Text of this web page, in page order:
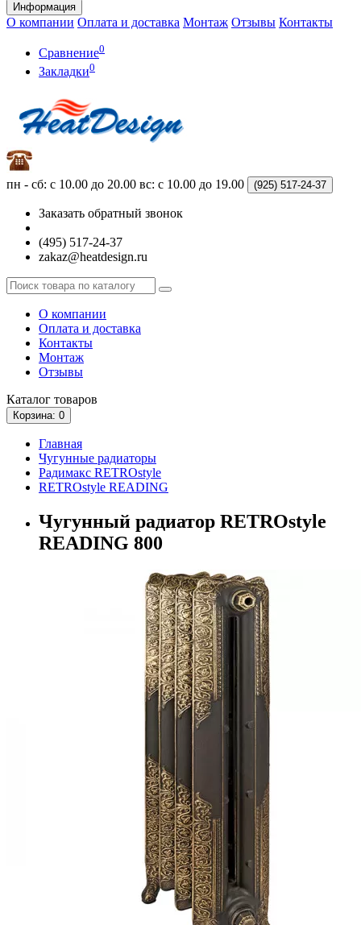
Информация
О компании Оплата и доставка Монтаж Отзывы Контакты
Сравнение0
Закладки0
пн - сб: с 10.00 до 20.00 вс: с 10.00 до 19.00 (925) 517-24-37
Заказать обратный звонок
(495) 517-24-37
zakaz@heatdesign.ru
О компании
Оплата и доставка
Контакты
Монтаж
Отзывы
Каталог товаров
Корзина: 0
Главная
Чугунные радиаторы
Радимакс RETROstyle
RETROstyle READING
Чугунный радиатор RETROstyle
READING 800